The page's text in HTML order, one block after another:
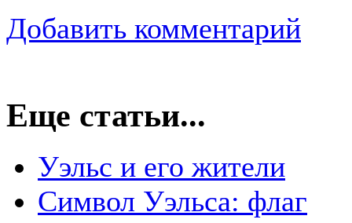
Добавить комментарий
Еще статьи...
Уэльс и его жители
Символ Уэльса: флаг